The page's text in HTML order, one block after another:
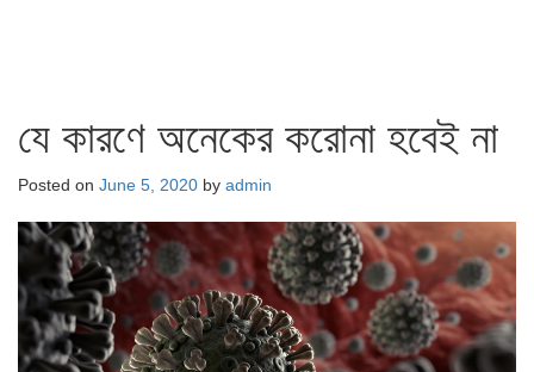
যে কারণে অনেকের করোনা হবেই না
Posted on June 5, 2020 by admin